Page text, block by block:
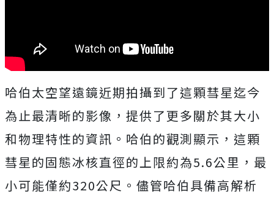
哈伯太空望遠鏡近期拍攝到了這顆彗星迄今
為止最清晰的影像，提供了更多關於其大小
和物理特性的資訊。哈伯的觀測顯示，這顆
彗星的固態冰核直徑的上限約為5.6公里，最
小可能僅約320公尺。儘管哈伯具備高解析